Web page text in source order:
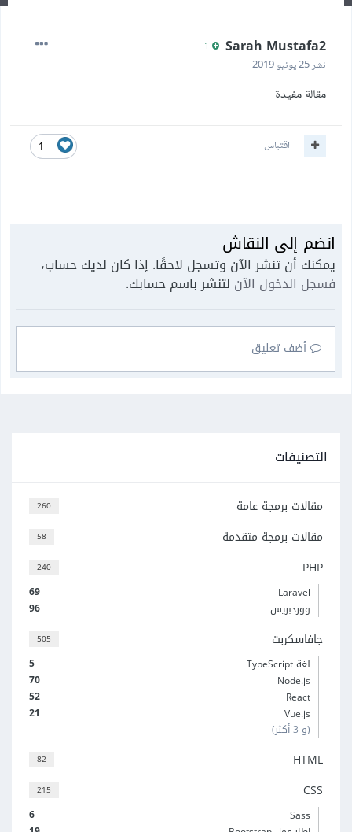
Sarah Mustafa2
نشر25 يونيو 2019
مقالة مفيدة
1 اقتباس
انضم إلى النقاش
يمكنك أن تنشر الآن وتسجل لاحقًا. إذا كان لديك حساب،
فسجل الدخول الآن لتنشر باسم حسابك.
أضف تعليق
التصنيفات
260 مقالات برمجة عامة
58 مقالات برمجة متقدمة
240 PHP
69
Laravel
96
ووردبريس
505 جافاسكربت
5
لغة TypeScript
70
Node.js
52
React
21
Vue.js
(و 3 أكثر)
82 HTML
215 CSS
6
Sass